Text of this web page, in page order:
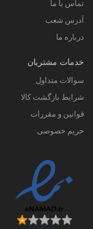
تماس با ما
آدرس شعب
درباره ما
خدمات مشتریان
سوالات متداول
شرایط بازگشت کالا
قوانین و مقررات
حریم خصوصی